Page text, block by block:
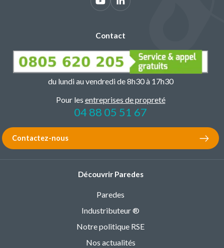
Contact
du lundi au vendredi de 8h30 à 17h30
Pour les entreprises de propreté
04 88 05 51 67
Contactez-nous
Découvrir Paredes
Paredes
Industributeur ®
Notre politique RSE
Nos actualités